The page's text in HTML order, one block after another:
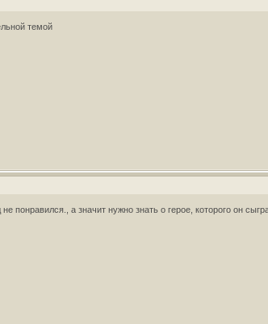
темой
понравился., а значит нужно знать о герое, которого он